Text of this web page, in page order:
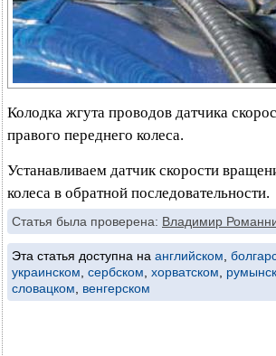
Колодка жгута проводов датчика
правого переднего колеса.
Устанавливаем датчик скорости
колеса в обратной последовательности.
Статья была проверена: Владимир
Эта статья доступна на английском
украинском сербском хорватском
словацком
венгерском